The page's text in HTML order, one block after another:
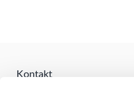
Kontakt